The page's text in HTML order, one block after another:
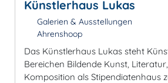
Künstlerhaus Lukas
Galerien & Ausstellungen
Ahrenshoop
Das Künstlerhaus Lukas steht
Bereichen Bildende Kunst,
Komposition als Stipendiatenhaus